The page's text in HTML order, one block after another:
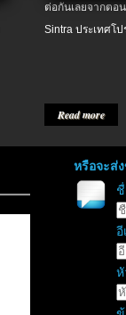
ต่อกันเลยจากต
Sintra ประเทศโป
Read more
หรือจะส่
อี
หั